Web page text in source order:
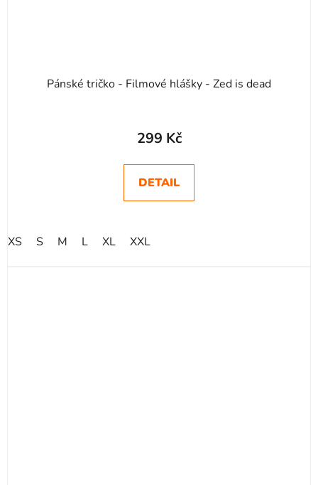
Pánské tričko - Filmové hlášky - Zed is dead
299 Kč
DETAIL
XS S M L XL XXL